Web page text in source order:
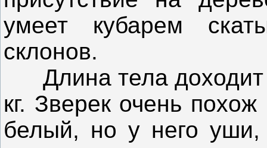
умеет кубарем
склонов.
Длина тела доходит
кг. Зверек очень
белый, но у него уши,